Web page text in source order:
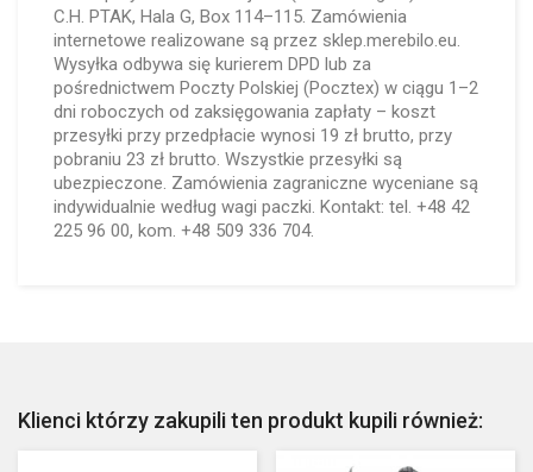
C.H. PTAK, Hala G, Box 114–115. Zamówienia
internetowe realizowane są przez sklep.merebilo.eu.
Wysyłka odbywa się kurierem DPD lub za
pośrednictwem Poczty Polskiej (Pocztex) w ciągu 1–2
dni roboczych od zaksięgowania zapłaty – koszt
przesyłki przy przedpłacie wynosi 19 zł brutto, przy
pobraniu 23 zł brutto. Wszystkie przesyłki są
ubezpieczone. Zamówienia zagraniczne wyceniane są
indywidualnie według wagi paczki. Kontakt: tel. +48 42
225 96 00, kom. +48 509 336 704.
Klienci którzy zakupili ten produkt kupili również: